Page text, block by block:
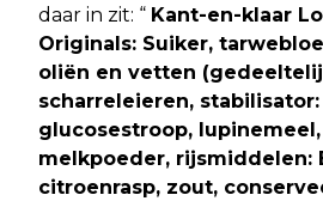
daar in zit: “ Kant-en-klaar
Originals: Suiker,
oliën en vetten
scharreleieren, stabilisator:
glucosestroop,
melkpoeder, rijsmiddelen:
citroenrasp, zout,